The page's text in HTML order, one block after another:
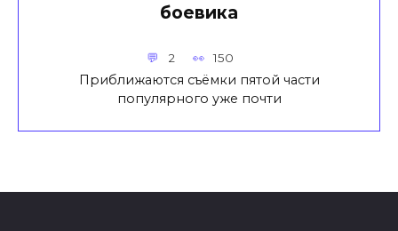
боевика
2 150
Приближаются съёмки пятой части
популярного уже почти